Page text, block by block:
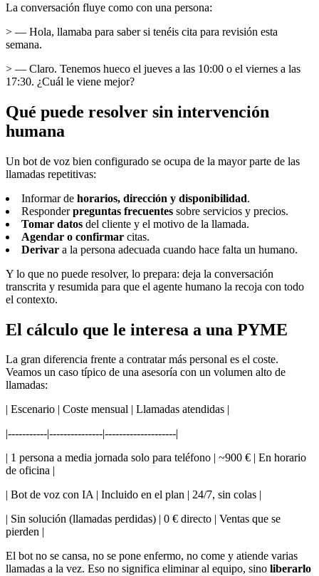
La conversación fluye como con una persona:
> — Hola, llamaba para saber si tenéis cita para revisión esta
semana.
> — Claro. Tenemos hueco el jueves a las 10:00 o el viernes a las
17:30. ¿Cuál le viene mejor?
Qué puede resolver sin intervención
humana
Un bot de voz bien configurado se ocupa de la mayor parte de las
llamadas repetitivas:
Informar de horarios, dirección y disponibilidad.
Responderpreguntas frecuentes sobre servicios y precios.
Tomar datos del cliente y el motivo de la llamada.
Agendar o confirmar citas.
Derivar a la persona adecuada cuando hace falta un humano.
Y lo que no puede resolver, lo prepara: deja la conversación
transcrita y resumida para que el agente humano la recoja con todo
el contexto.
El cálculo que le interesa a una PYME
La gran diferencia frente a contratar más personal es el coste.
Veamos un caso típico de una asesoría con un volumen alto de
llamadas:
| Escenario | Coste mensual | Llamadas atendidas |
|-----------|---------------|--------------------|
| 1 persona a media jornada solo para teléfono | ~900 € | En horario
de oficina |
| Bot de voz con IA | Incluido en el plan | 24/7, sin colas |
| Sin solución (llamadas perdidas) | 0 € directo | Ventas que se
pierden |
El bot no se cansa, no se pone enfermo, no come y atiende varias
llamadas a la vez. Eso no significa eliminar al equipo, sino liberarlo